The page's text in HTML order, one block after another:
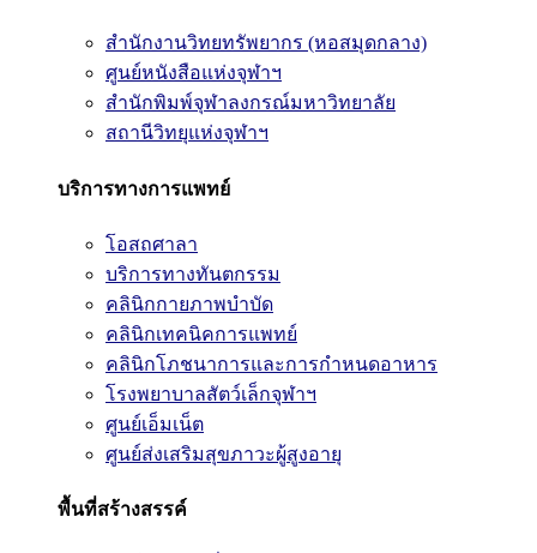
สำนักงานวิทยทรัพยากร (หอสมุดกลาง)
ศูนย์หนังสือแห่งจุฬาฯ
สำนักพิมพ์จุฬาลงกรณ์มหาวิทยาลัย
สถานีวิทยุแห่งจุฬาฯ
บริการทางการแพทย์
โอสถศาลา
บริการทางทันตกรรม
คลินิกกายภาพบำบัด
คลินิกเทคนิคการแพทย์
คลินิกโภชนาการและการกำหนดอาหาร
โรงพยาบาลสัตว์เล็กจุฬาฯ
ศูนย์เอ็มเน็ต
ศูนย์ส่งเสริมสุขภาวะผู้สูงอายุ
พื้นที่สร้างสรรค์